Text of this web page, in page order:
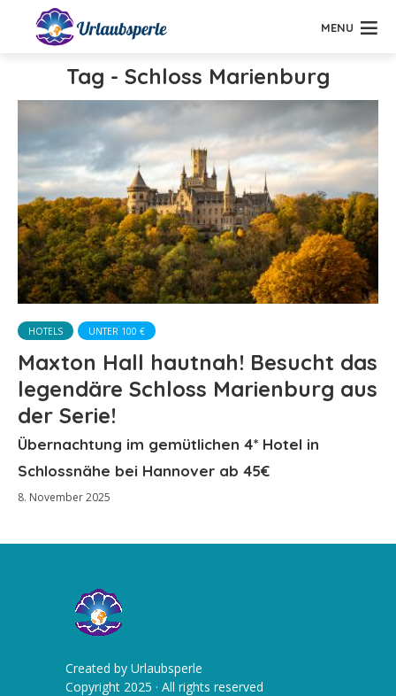
MENU
Tag - Schloss Marienburg
HOTELS UNTER 100 €
Maxton Hall hautnah! Besucht das
legendäre Schloss Marienburg aus
der Serie!
Übernachtung im gemütlichen 4* Hotel in
Schlossnähe bei Hannover ab 45€
8. November 2025
Created by Urlaubsperle
Copyright 2025 · All rights reserved